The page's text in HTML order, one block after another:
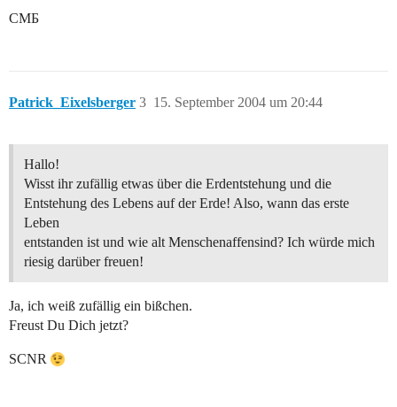
CMБ
Patrick_Eixelsberger 15. September 2004 um 20:44
3
Hallo!
Wisst ihr zufällig etwas über die Erdentstehung und die
Entstehung des Lebens auf der Erde! Also, wann das erste
Leben
entstanden ist und wie alt Menschenaffensind? Ich würde mich
riesig darüber freuen!
Ja, ich weiß zufällig ein bißchen.
Freust Du Dich jetzt?
SCNR